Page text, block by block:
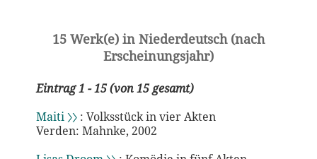
15 Werk(e) in Niederdeutsch (nach
Erscheinungsjahr)
Eintrag 1 - 15 (von 15 gesamt)
Maiti 〉〉: Volksstück in vier Akten
Verden: Mahnke, 2002